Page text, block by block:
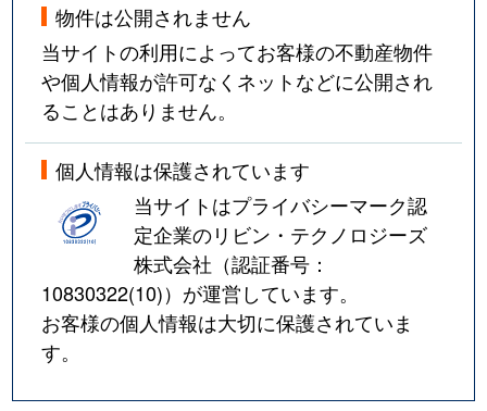
物件は公開されません
当サイトの利用によってお客様の不動産物件
や個人情報が許可なくネットなどに公開され
ることはありません。
個人情報は保護されています
当サイトはプライバシーマーク認
定企業のリビン・テクノロジーズ
株式会社（認証番号：
10830322(10)）が運営しています。
お客様の個人情報は大切に保護されていま
す。